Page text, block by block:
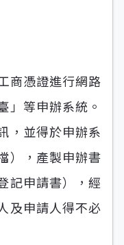
憑證進行網路
」等申辦系統。
，並得於申辦系
），產製申辦書
記申請書），經
及申請人得不必